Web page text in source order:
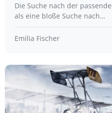
Die Suche nach der
als eine bloße Suche nach…
Emilia Fischer